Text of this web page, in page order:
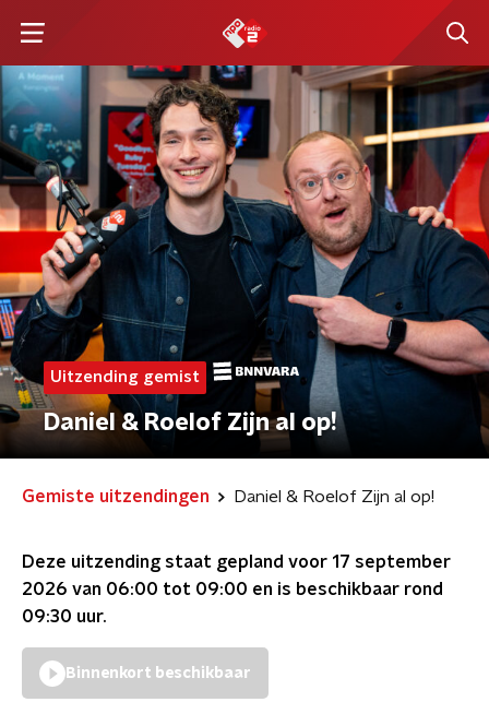
Uitzending gemist
Daniel & Roelof Zijn al op!
Gemiste uitzendingen Daniel & Roelof Zijn al op!
Deze uitzending staat gepland voor 17 september
2026 van 06:00 tot 09:00 en is beschikbaar rond
09:30 uur.
Binnenkort beschikbaar